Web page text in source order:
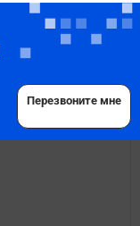
Перезвоните мне